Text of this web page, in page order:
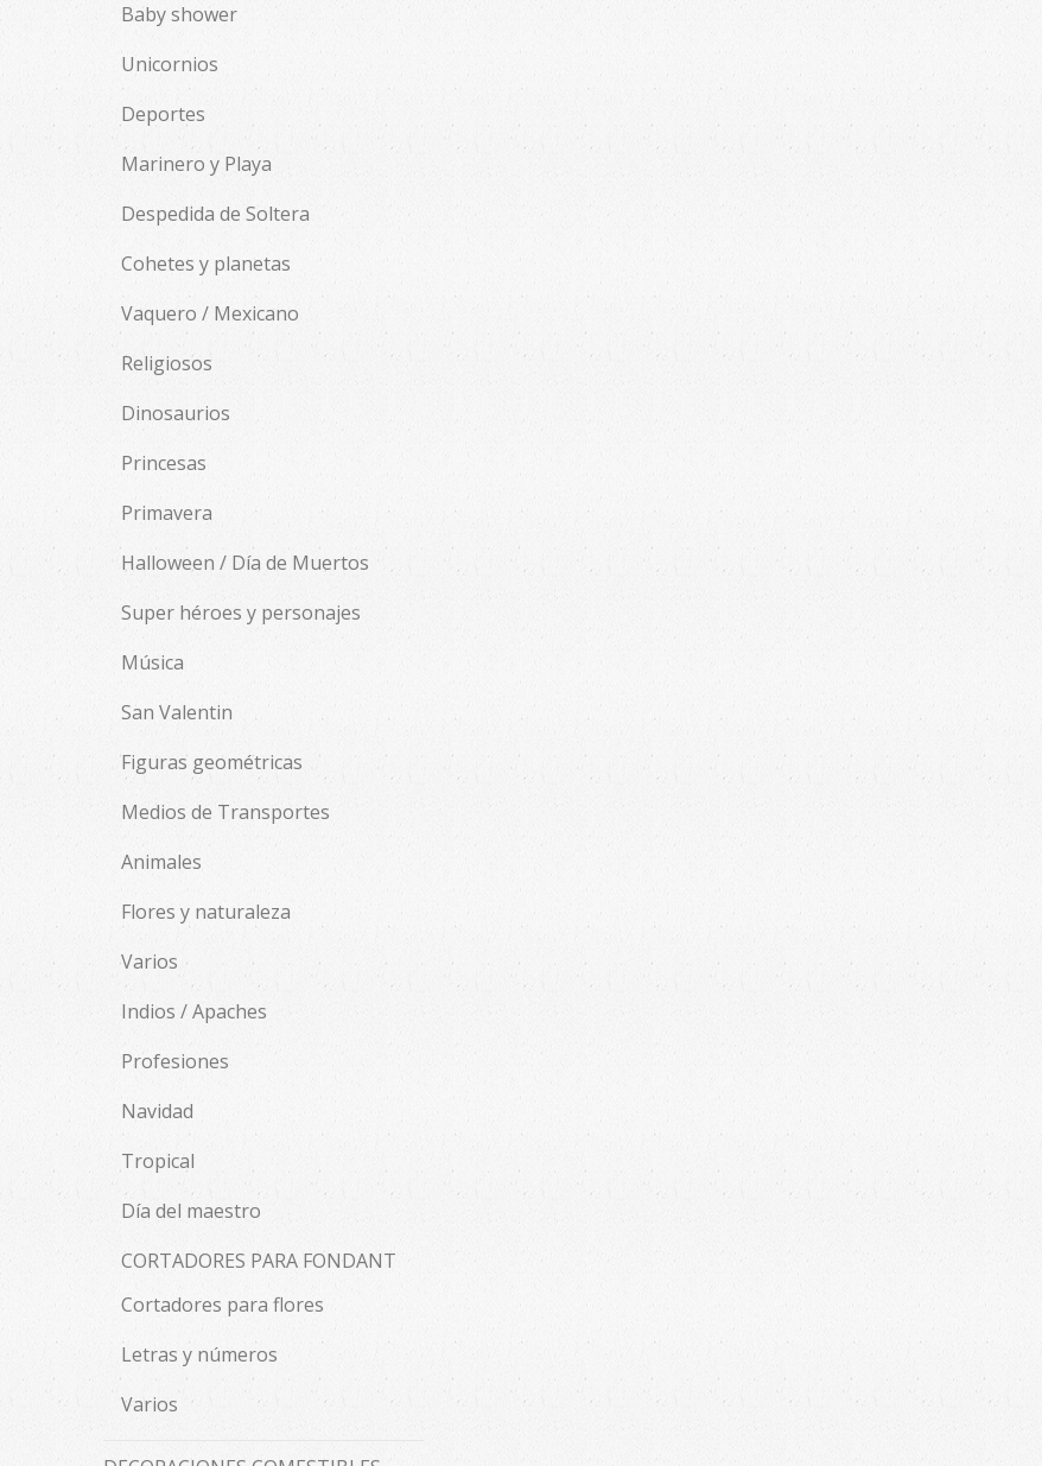
Baby shower
Unicornios
Deportes
Marinero y Playa
Despedida de Soltera
Cohetes y planetas
Vaquero / Mexicano
Religiosos
Dinosaurios
Princesas
Primavera
Halloween / Día de Muertos
Super héroes y personajes
Música
San Valentin
Figuras geométricas
Medios de Transportes
Animales
Flores y naturaleza
Varios
Indios / Apaches
Profesiones
Navidad
Tropical
Día del maestro
CORTADORES PARA FONDANT
Cortadores para flores
Letras y números
Varios